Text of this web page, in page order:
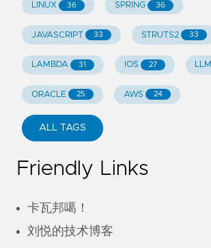
LINUX 36 SPRING 36
JAVASCRIPT 33 STRUTS2 33
LAMBDA 31 IOS 27 LLM
ORACLE 25 AWS 24
ALL TAGS
Friendly Links
卡瓦邦噶！
刘悦的技术博客